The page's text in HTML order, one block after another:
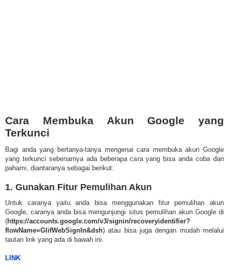
Cara Membuka Akun Google yang
Terkunci
Bagi anda yang bertanya-tanya mengenai cara membuka akun Google
yang terkunci sebenarnya ada beberapa cara yang bisa anda coba dan
pahami, diantaranya sebagai berikut:
1. Gunakan Fitur Pemulihan Akun
Untuk caranya yaitu anda bisa menggunakan fitur pemulihan akun
Google, caranya anda bisa mengunjungi situs pemulihan akun Google di
(https://accounts.google.com/v3/signin/recoveryidentifier?
flowName=GlifWebSignIn&dsh) atau bisa juga dengan mudah melalui
tautan link yang ada di bawah ini.
LINK